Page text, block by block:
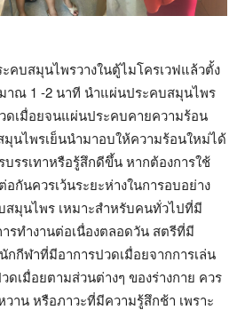
คบสมุนไพรวางในตู้ไมโครเวฟแล้วตั้ง
าณ 1 -2 นาที นำแผ่นประคบสมุนไพร
ดเมื่อยจนแผ่นประคบคายความร้อน
นไพรเย็นนำมาอบให้ความร้อนใหม่ได้
รรเทาหรือรู้สึกดีขึ้น หากต้องการใช้
กันควรเว้นระยะห่างในการอบอย่าง
มุนไพร เหมาะสำหรับคนทั่วไปที่มี
รทำงานต่อเนื่องตลอดวัน สตรีที่มี
กกีฬาที่มีอาการปวดเมื่อยจากการเล่น
ดเมื่อยตามส่วนต่างๆ ของร่างกาย ควร
วาน หรือภาวะที่มีความรู้สึกช้า เพราะ